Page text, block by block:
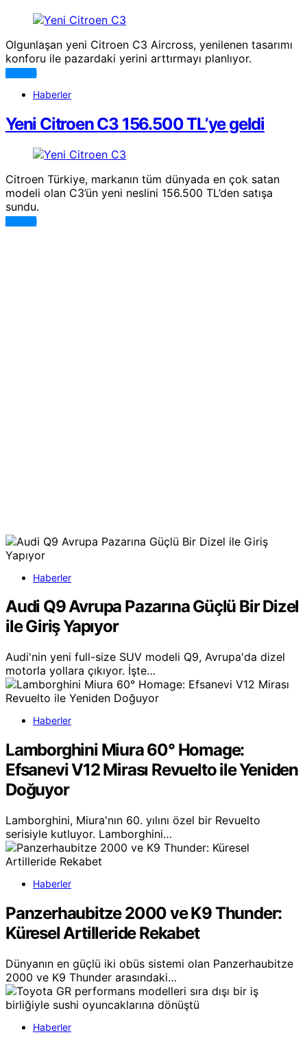
Olgunlaşan yeni Citroen C3 Aircross, yenilenen tasarımı
konforu ile pazardaki yerini arttırmayı planlıyor.
DEVAMI
Haberler
Yeni Citroen C3 156.500 TL’ye geldi
Citroen Türkiye, markanın tüm dünyada en çok satan
modeli olan C3’ün yeni neslini 156.500 TL’den satışa
sundu.
DEVAMI
Haberler
Audi Q9 Avrupa Pazarına Güçlü Bir Dizel
ile Giriş Yapıyor
Audi'nin yeni full-size SUV modeli Q9, Avrupa'da dizel
motorla yollara çıkıyor. İşte…
Haberler
Lamborghini Miura 60° Homage:
Efsanevi V12 Mirası Revuelto ile Yeniden
Doğuyor
Lamborghini, Miura'nın 60. yılını özel bir Revuelto
serisiyle kutluyor. Lamborghini…
Haberler
Panzerhaubitze 2000 ve K9 Thunder:
Küresel Artilleride Rekabet
Dünyanın en güçlü iki obüs sistemi olan Panzerhaubitze
2000 ve K9 Thunder arasındaki…
Haberler